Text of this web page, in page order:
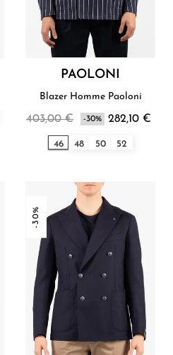
PAOLONI
Blazer Homme Paoloni
403,00 € -30% 282,10 €
46 48 50 52
-30%